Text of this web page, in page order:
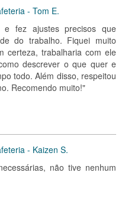
- Tom E.
fez ajustes precisos que
do trabalho. Fiquei muito
certeza, trabalharia com ele
descrever o que quer e
todo. Além disso, respeitou
Recomendo muito!"
- Kaizen S.
não tive nenhum